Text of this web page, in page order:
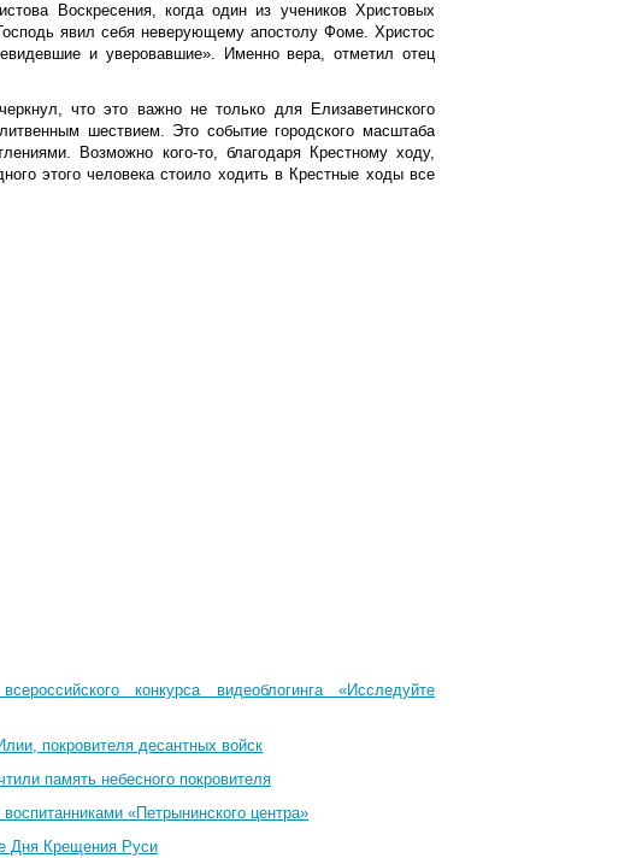
Воскресения, когда один из учеников Христовых
явил себя неверующему апостолу Фоме. Христос
и уверовавшие». Именно вера, отметил отец
что это важно не только для Елизаветинского
шествием. Это событие городского масштаба
Возможно кого-то, благодаря Крестному ходу,
этого человека стоило ходить в Крестные ходы все
конкурса видеоблогинга «Исследуйте
покровителя десантных войск
память небесного покровителя
«Петрынинского центра»
Дня Крещения Руси